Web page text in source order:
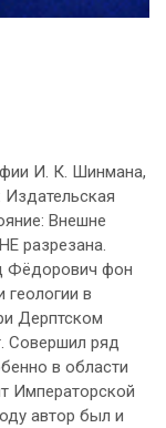
И. К. Шинмана,
Издательская
Внешне
разрезана.
Фёдорович фон
в
Дерптском
Совершил ряд
в области
Императорской
автор был и